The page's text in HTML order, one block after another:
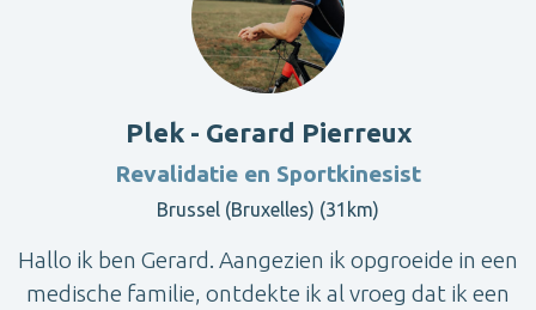
Plek - Gerard Pierreux
Revalidatie en Sportkinesist
Brussel (Bruxelles) (31km)
Hallo ik ben Gerard. Aangezien ik opgroeide in een
medische familie, ontdekte ik al vroeg dat ik een